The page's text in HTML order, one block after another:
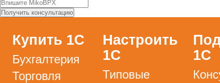
Купить 1С
Бухгалтерия
Торговля
Настроить
1С
Типовые
1С